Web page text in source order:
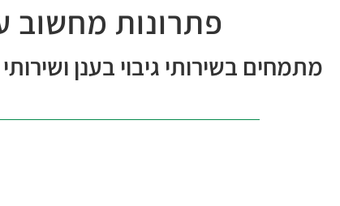
פתרונות מחשוב
מתמחים בשירותי גיבוי בענן